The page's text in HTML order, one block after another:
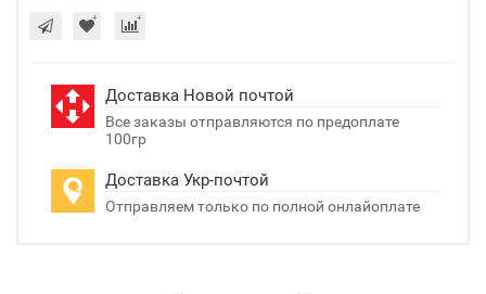
Доставка Новой почтой
Все заказы отправляются по предоплате
100гр
Доставка Укр-почтой
Отправляем только по полной онлайоплате